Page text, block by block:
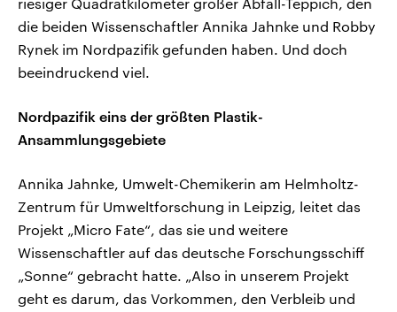
riesiger Quadratkilometer großer Abfall-Teppich, den
die beiden Wissenschaftler Annika Jahnke und Robby
Rynek im Nordpazifik gefunden haben. Und doch
beeindruckend viel.
Nordpazifik eins der größten Plastik-
Ansammlungsgebiete
Annika Jahnke, Umwelt-Chemikerin am Helmholtz-
Zentrum für Umweltforschung in Leipzig, leitet das
Projekt „Micro Fate“, das sie und weitere
Wissenschaftler auf das deutsche Forschungsschiff
„Sonne“ gebracht hatte. „Also in unserem Projekt
geht es darum, das Vorkommen, den Verbleib und